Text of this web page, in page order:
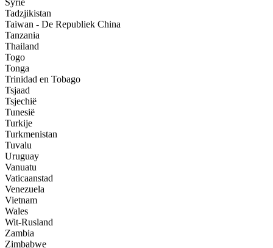
Syrië
Tadzjikistan
Taiwan - De Republiek China
Tanzania
Thailand
Togo
Tonga
Trinidad en Tobago
Tsjaad
Tsjechië
Tunesië
Turkije
Turkmenistan
Tuvalu
Uruguay
Vanuatu
Vaticaanstad
Venezuela
Vietnam
Wales
Wit-Rusland
Zambia
Zimbabwe